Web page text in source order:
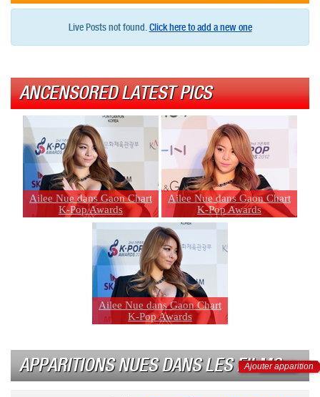
Live Posts not found. Click here to add a new one
ANCENSORED LATEST PICS
Ailee Nue dans Gaon Chart
K-Pop Awards
Ailee Nue dans Gaon Chart
K-Pop Awards
Ailee Nue dans Gaon Chart
K-Pop Awards
APPARITIONS NUES DANS LES FILMS
Ajouter apparition